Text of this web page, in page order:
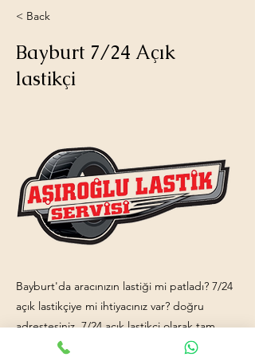
< Back
Bayburt 7/24 Açık
lastikçi
Bayburt'da aracınızın lastiği mi patladı? 7/24
açık lastikçiye mi ihtiyacınız var? doğru
adrestesiniz. 7/24 açık lastikçi olarak tam
donanımlı servis aracımız ve işinde uzman